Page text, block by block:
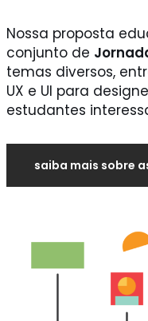
Nossa proposta
conjunto de
temas diversos,
UX e UI para
estudantes
saiba mais sobre